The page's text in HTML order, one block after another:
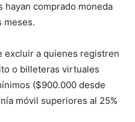
hayan comprado moneda
meses.
excluir a quienes registren
o billeteras virtuales
($900.000 desde
móvil superiores al 25%